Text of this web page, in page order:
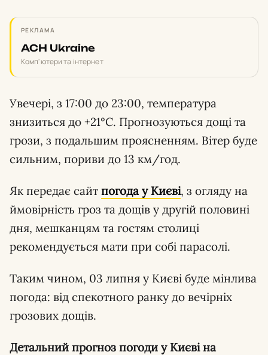
РЕКЛАМА
ACH Ukraine
Комп'ютери та інтернет
Увечері, з 17:00 до 23:00, температура
знизиться до +21°С. Прогнозуються дощі та
грози, з подальшим проясненням. Вітер буде
сильним, пориви до 13 км/год.
Як передає сайт погода у Києві, з огляду на
ймовірність гроз та дощів у другій половині
дня, мешканцям та гостям столиці
рекомендується мати при собі парасолі.
Таким чином, 03 липня у Києві буде мінлива
погода: від спекотного ранку до вечірніх
грозових дощів.
Детальний прогноз погоди у Києві на